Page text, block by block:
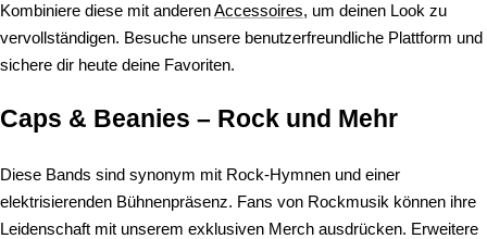
Kombiniere diese mit anderenAccessoires, um deinen Look zu
vervollständigen. Besuche unsere benutzerfreundliche Plattform und
sichere dir heute deine Favoriten.
Caps & Beanies – Rock und Mehr
Diese Bands sind synonym mit Rock-Hymnen und einer
elektrisierenden Bühnenpräsenz. Fans von Rockmusik können ihre
Leidenschaft mit unserem exklusiven Merch ausdrücken. Erweitere